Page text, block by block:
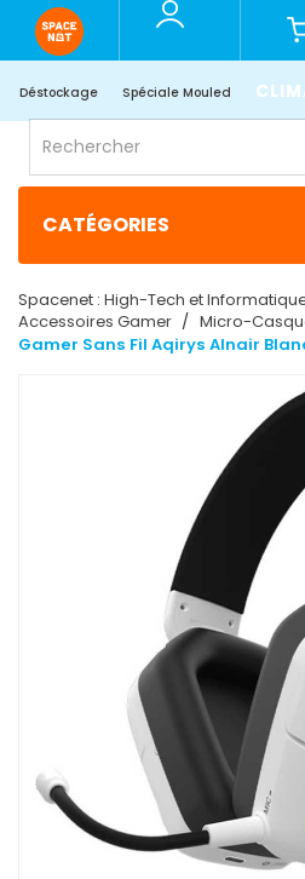
Déstockage Spéciale Mouled
CATÉGORIES
Spacenet : High-Tech et
Accessoires Gamer
Micro-
Gamer Sans Fil Aqirys Alnair